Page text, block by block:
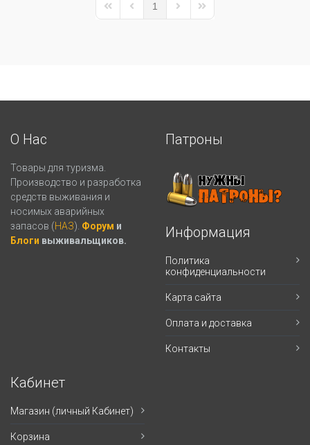
First PagePrevious Page
1
Next PageLast Page
О Нас
Товары для туризма.
Производство и разработка
средств выживания и
носимых аварийных
запасов (НАЗ). Форум и
Блоги выживальщиков.
Патроны
Информация
Политика
конфиденциальности
Карта сайта
Оплата и доставка
Контакты
Кабинет
Магазин (личный Кабинет)
Корзина